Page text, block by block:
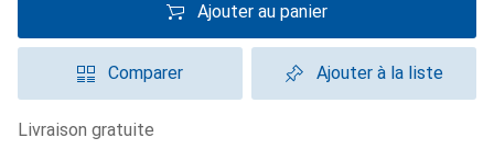
Ajouter au panier
Comparer Ajouter à la liste
livraison gratuite